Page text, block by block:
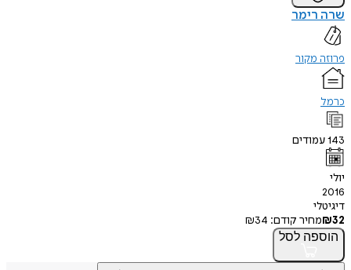
שרה רימר
פרוזה מקור
כרמל
143עמודים
יולי
2016
דיגיטלי
₪32 מחיר קודם: ₪34
הוספה לסל